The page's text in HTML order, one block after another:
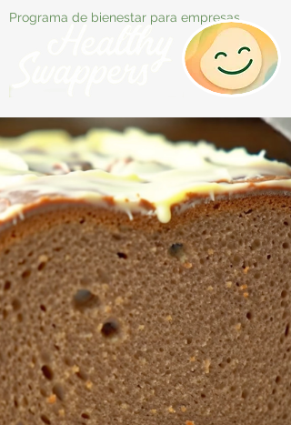
Programa de bienestar para empresas